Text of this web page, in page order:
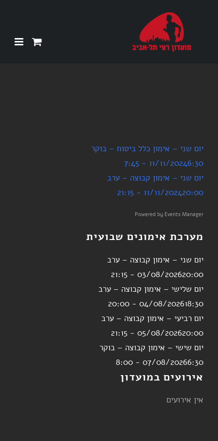
יום שני – אימון כלל ביטוח – בוקר
11/11/20246:30 - 7:45
יום שני – אימון קבוצה – ערב
11/11/202420:00 - 21:15
Powered by Events Manager
מערכת אימונים שבועית
יום שני – אימון קבוצה – ערב
03/08/202620:00 - 21:15
יום שלישי – אימון קבוצה – ערב
04/08/202618:30 - 20:00
יום רביעי – אימון קבוצה – ערב
05/08/202620:00 - 21:15
יום שישי – אימון קבוצה – בוקר
07/08/20266:30 - 8:00
אירועים במועדון
אין אירועים